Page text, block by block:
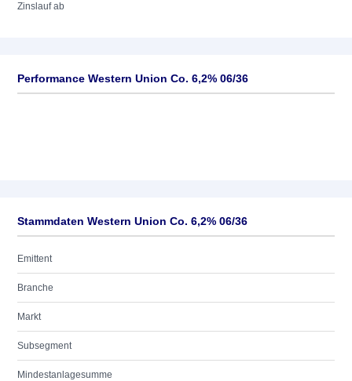
Zinslauf ab
Performance Western Union Co. 6,2% 06/36
Stammdaten Western Union Co. 6,2% 06/36
Emittent
Branche
Markt
Subsegment
Mindestanlagesumme